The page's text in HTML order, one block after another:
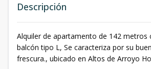
Descripción
Alquiler de apartamento de 142 metros
balcón tipo L, Se caracteriza por su
frescura., ubicado en Altos de Arroyo